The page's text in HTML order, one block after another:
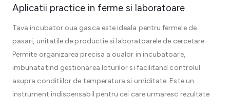
Aplicatii practice in ferme si laboratoare
Tava incubator oua gasca este ideala pentru fermele de
pasari, unitatile de productie si laboratoarele de cercetare.
Permite organizarea precisa a oualor in incubatoare,
imbunatatind gestionarea loturilor si facilitand controlul
asupra conditiilor de temperatura si umiditate. Este un
instrument indispensabil pentru cei care urmaresc rezultate